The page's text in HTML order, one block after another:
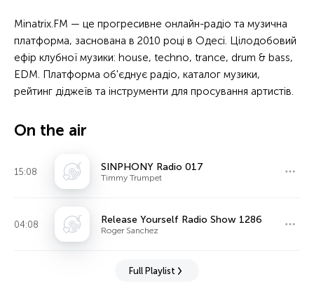
Minatrix.FM — це прогресивне онлайн-радіо та музична
платформа, заснована в 2010 році в Одесі. Цілодобовий
ефір клубної музики: house, techno, trance, drum & bass,
EDM. Платформа об'єднує радіо, каталог музики,
рейтинг діджеїв та інструменти для просування артистів.
On the air
15:08 SINPHONY Radio 017
Timmy Trumpet
04:08 Release Yourself Radio Show 1286
Roger Sanchez
Full Playlist